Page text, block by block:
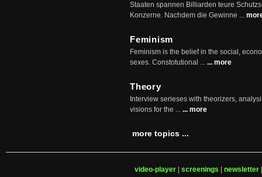
Staaten spannen Billiarden teure
Konzerne. Nachdem die Gewinne ...
Feminism
Feminism is the belief in the social,
sexes. Constotutional ... ... more
Theory
Interview serieses with theorizers,
visions for the ... ... more
more topics ...
video-player screenings newsletter